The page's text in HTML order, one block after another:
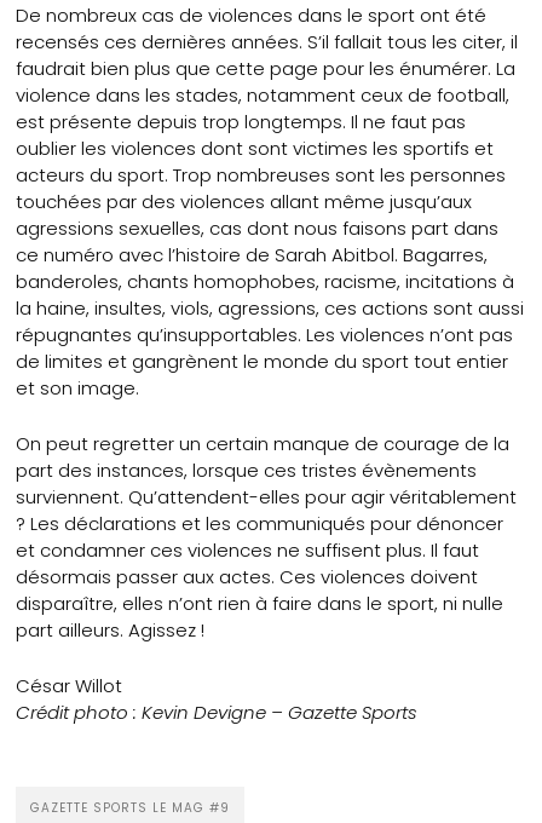
De nombreux cas de violences dans le sport ont été
recensés ces dernières années. S’il fallait tous les citer, il
faudrait bien plus que cette page pour les énumérer. La
violence dans les stades, notamment ceux de football,
est présente depuis trop longtemps. Il ne faut pas
oublier les violences dont sont victimes les sportifs et
acteurs du sport. Trop nombreuses sont les personnes
touchées par des violences allant même jusqu’aux
agressions sexuelles, cas dont nous faisons part dans
ce numéro avec l’histoire de Sarah Abitbol. Bagarres,
banderoles, chants homophobes, racisme, incitations à
la haine, insultes, viols, agressions, ces actions sont aussi
répugnantes qu’insupportables. Les violences n’ont pas
de limites et gangrènent le monde du sport tout entier
et son image.
On peut regretter un certain manque de courage de la
part des instances, lorsque ces tristes évènements
surviennent. Qu’attendent-elles pour agir véritablement
? Les déclarations et les communiqués pour dénoncer
et condamner ces violences ne suffisent plus. Il faut
désormais passer aux actes. Ces violences doivent
disparaître, elles n’ont rien à faire dans le sport, ni nulle
part ailleurs. Agissez !
César Willot
Crédit photo : Kevin Devigne – Gazette Sports
GAZETTE SPORTS LE MAG #9